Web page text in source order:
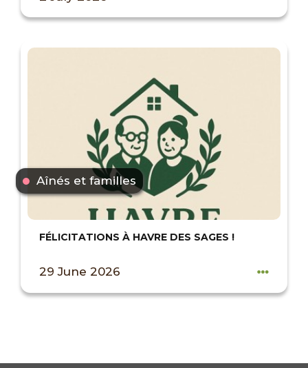
Aînés et familles
FÉLICITATIONS À HAVRE DES SAGES !
29 June 2026